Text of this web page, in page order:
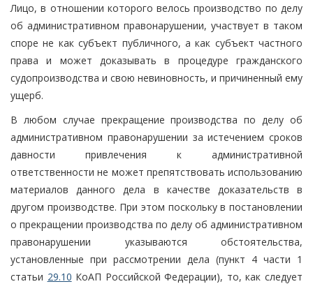
Лицо, в отношении которого велось производство по делу
об административном правонарушении, участвует в таком
споре не как субъект публичного, а как субъект частного
права и может доказывать в процедуре гражданского
судопроизводства и свою невиновность, и причиненный ему
ущерб.
В любом случае прекращение производства по делу об
административном правонарушении за истечением сроков
давности привлечения к административной
ответственности не может препятствовать использованию
материалов данного дела в качестве доказательств в
другом производстве. При этом поскольку в постановлении
о прекращении производства по делу об административном
правонарушении указываются обстоятельства,
установленные при рассмотрении дела (пункт 4 части 1
статьи 29.10 КоАП Российской Федерации), то, как следует